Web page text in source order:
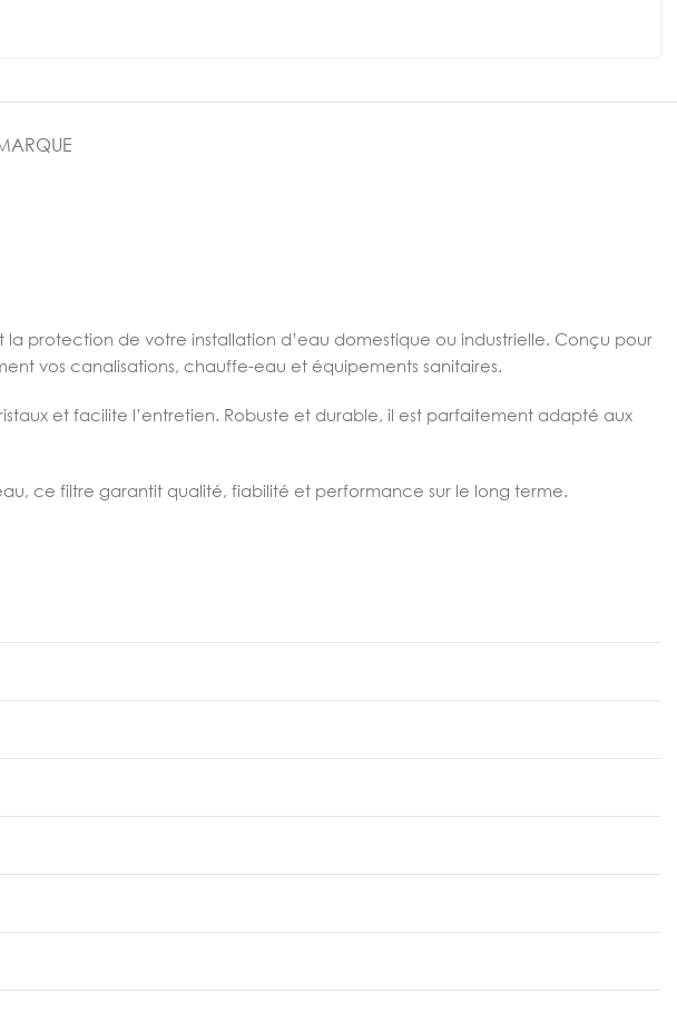
protection de votre installation d’eau domestique ou industrielle. Conçu pour
vos canalisations, chauffe-eau et équipements sanitaires.
et facilite l’entretien. Robuste et durable, il est parfaitement adapté aux
ce filtre garantit qualité, fiabilité et performance sur le long terme.